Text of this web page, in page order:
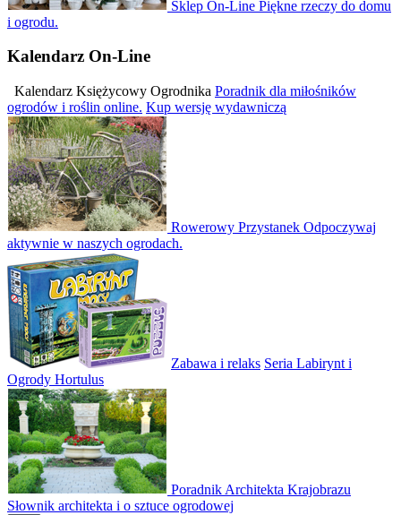
Sklep On-Line Piękne rzeczy do domu
i ogrodu.
Kalendarz On-Line
Kalendarz Księżycowy Ogrodnika Poradnik dla miłośników
ogrodów i roślin online. Kup wersję wydawniczą
Rowerowy Przystanek Odpoczywaj
aktywnie w naszych ogrodach.
Zabawa i relaks Seria Labirynt i
Ogrody Hortulus
Poradnik Architekta Krajobrazu
Słownik architekta i o sztuce ogrodowej